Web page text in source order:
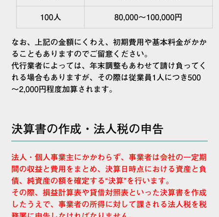
100人 80,000～100,000円
なお、上記の金額にくわえ、初期費用や基本料金がかか
ることもありますのでご留意ください。
代行業者によっては、年末調整もあわせて請け負ってく
れる場合もありますが、その際は従業員1人につき500
～2,000円程度加算されます。
決算書の作成・法人税の申告
法人・個人事業主にかかわらず、事業者は会社の一定期
間の収益と費用をまとめ、決算日時点における資産と負
債、純資産の額を確定する“決算”を行います。
その際、損益計算表や貸借対照表といった決算書を作成
したうえで、事業者の所得に対して課される法人税を税